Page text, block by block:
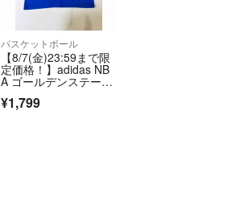
バスケットボール
【8/7(金)23:59まで限
定価格！】adidas NB
A ゴールデンステー
ト・ウォリアーズ Tシ
ャツ ブルー Mサイ
¥1,799